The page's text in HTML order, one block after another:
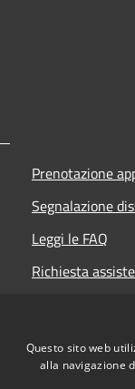
Prenotazione
Segnalazione
Leggi le FAQ
Richiesta
Questo sito web
alla navigazione